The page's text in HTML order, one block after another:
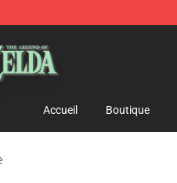
Accueil Boutique